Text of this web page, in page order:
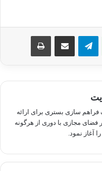
واتس آپ تلگرام اشتراک گذاری از طریق ایمیل چاپ
سلام، از سال 1398 با هدف فراهم سازی بستری برای ارائه
مجازی با دوری از هرگونه
آغاز نمود.